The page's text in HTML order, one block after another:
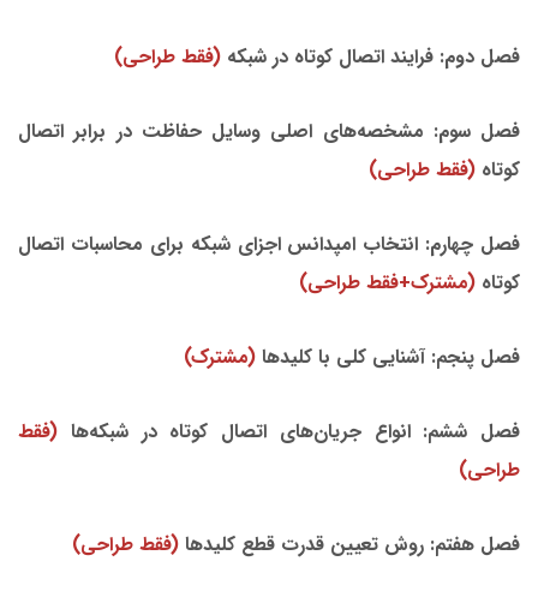
فصل دوم: فرایند اتصال کوتاه در شبکه (فقط طراحی)
فصل سوم: مشخصه‌های اصلی وسایل حفاظت در برابر اتصال
کوتاه (فقط طراحی)
فصل چهارم: انتخاب امپدانس اجزای شبکه برای محاسبات اتصال
کوتاه (مشترک+فقط طراحی)
فصل پنجم: آشنایی کلی با کلیدها (مشترک)
فصل ششم: انواع جریان‌های اتصال کوتاه در شبکه‌ها (فقط
طراحی)
فصل هفتم: روش تعیین قدرت قطع کلیدها (فقط طراحی)